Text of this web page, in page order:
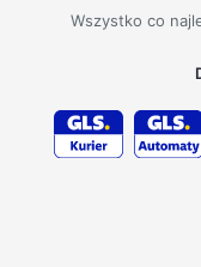
Wszystko co